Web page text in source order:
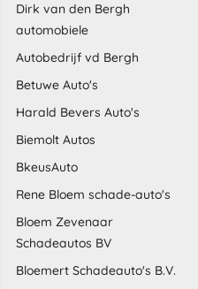
Dirk van den Bergh
automobiele
Autobedrijf vd Bergh
Betuwe Auto's
Harald Bevers Auto's
Biemolt Autos
BkeusAuto
Rene Bloem schade-auto's
Bloem Zevenaar
Schadeautos BV
Bloemert Schadeauto's B.V.